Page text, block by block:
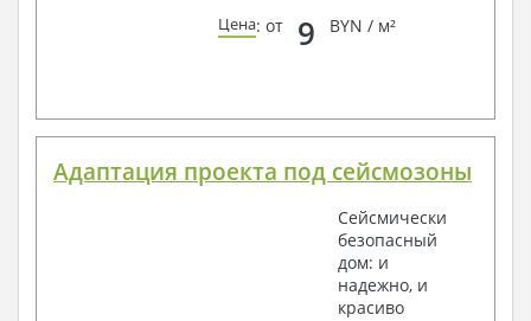
Цена: от 9 BYN / м²
Адаптация проекта под сейсмозоны
Сейсмически
безопасный
дом: и
надежно, и
красиво